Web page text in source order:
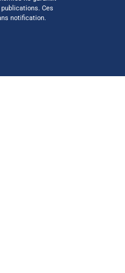
Ces
notification.